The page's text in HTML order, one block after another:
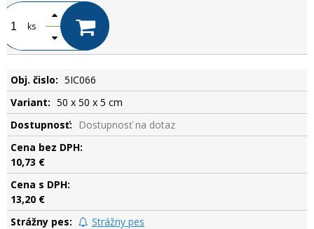
ks
5IC066
50 x 50 x 5 cm
Dostupnosť na dotaz
10,73 €
13,20 €
Strážny pes